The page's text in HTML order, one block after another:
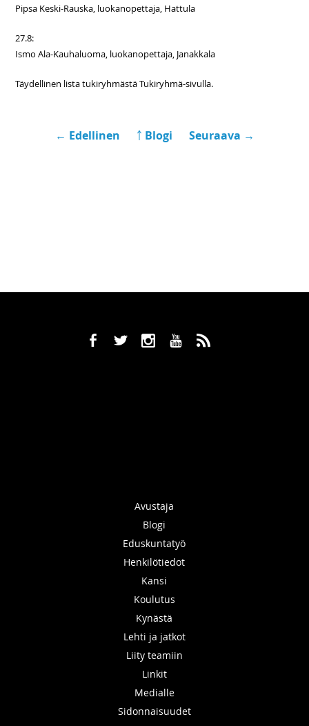
Pipsa Keski-Rauska, luokanopettaja, Hattula
27.8:
Ismo Ala-Kauhaluoma, luokanopettaja, Janakkala
Täydellinen lista tukiryhmästä Tukiryhmä-sivulla.
← Edellinen ￪ Blogi Seuraava →
b a x r ,
Avustaja
Blogi
Eduskuntatyö
Henkilötiedot
Kansi
Koulutus
Kynästä
Lehti ja jatkot
Liity teamiin
Linkit
Medialle
Sidonnaisuudet